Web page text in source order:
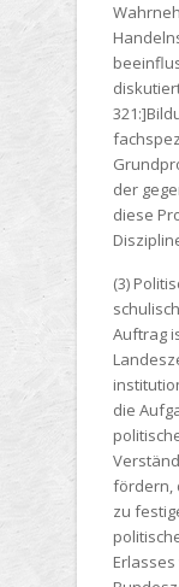
der
diese
(3)
Auftrag
die
fördern,
zu